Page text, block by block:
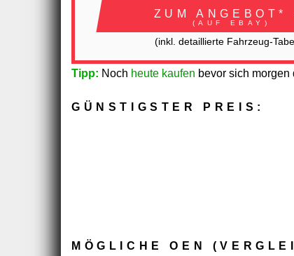
ZUM ANGEBOT*
(AUF EBAY)
(inkl. detaillierte Fahrzeug-
Tipp: Noch heute kaufen bevor sich morgen
GÜNSTIGSTER PREIS:
MÖGLICHE OEN